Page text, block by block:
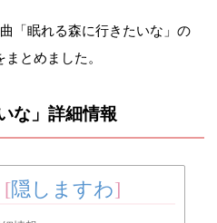
「眠れる森に行きたいな」の
とめました。
な」詳細情報
[隠しますわ]